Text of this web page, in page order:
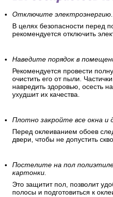
Отключите электроэнергию.
В целях безопасности перед
рекомендуется отключить
Наведите порядок в
Рекомендуется провести
очистить его от пыли.
навредить здоровью, осесть
ухудшит их качества.
Плотно закройте все окна и
Перед оклеиванием обоев
двери, чтобы не допустить
Постелите на пол
картонки.
Это защитит пол, позволит
полосы и подготовиться к